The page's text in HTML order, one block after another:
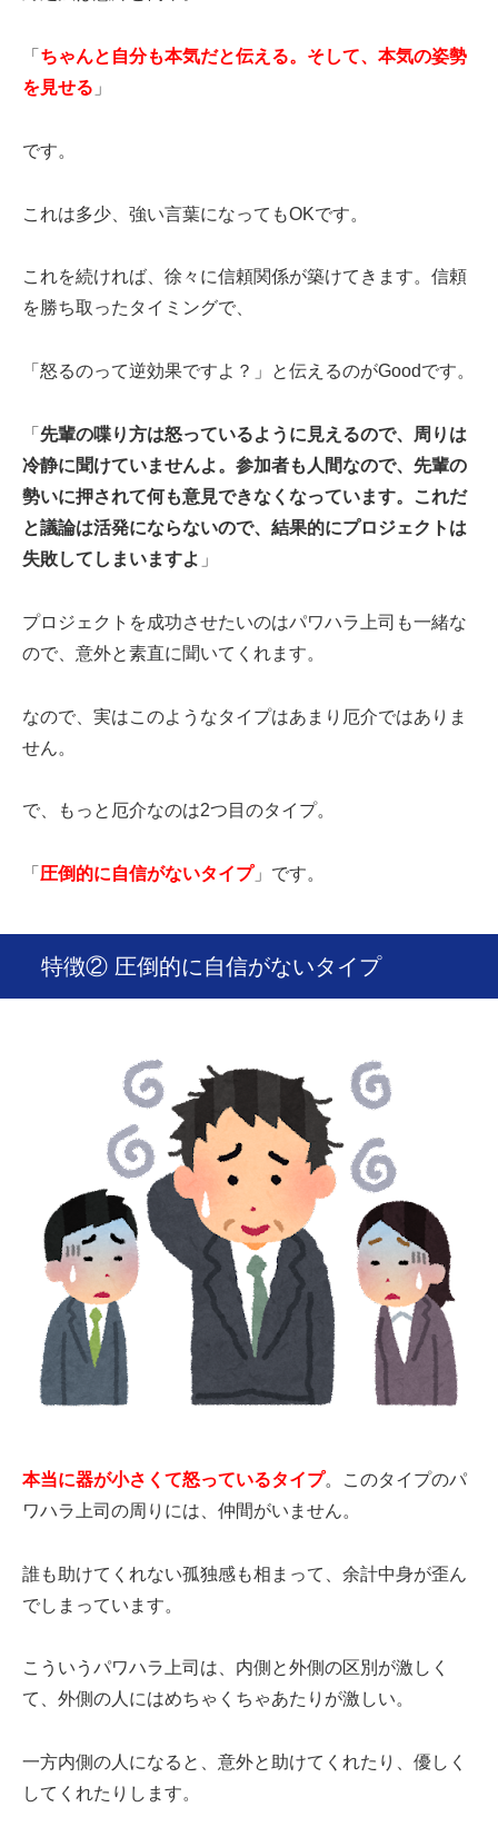
「 ちゃんと自分も本気だと伝える。そして、本気の姿勢
を見せる 」
です。
これは多少、強い言葉になってもOKです。
これを続ければ、徐々に信頼関係が築けてきます。信頼
を勝ち取ったタイミングで、
「怒るのって逆効果ですよ？」と伝えるのがGoodです。
「 先輩の喋り方は怒っているように見えるので、周りは
冷静に聞けていませんよ。参加者も人間なので、先輩の
勢いに押されて何も意見できなくなっています。これだ
と議論は活発にならないので、結果的にプロジェクトは
失敗してしまいますよ 」
プロジェクトを成功させたいのはパワハラ上司も一緒な
ので、意外と素直に聞いてくれます。
なので、実はこのようなタイプはあまり厄介ではありま
せん。
で、もっと厄介なのは2つ目のタイプ。
「 圧倒的に自信がないタイプ」です。
特徴② 圧倒的に自信がないタイプ
本当に器が小さくて怒っているタイプ。このタイプのパ
ワハラ上司の周りには、仲間がいません。
誰も助けてくれない孤独感も相まって、余計中身が歪ん
でしまっています。
こういうパワハラ上司は、内側と外側の区別が激しく
て、外側の人にはめちゃくちゃあたりが激しい。
一方内側の人になると、意外と助けてくれたり、優しく
してくれたりします。